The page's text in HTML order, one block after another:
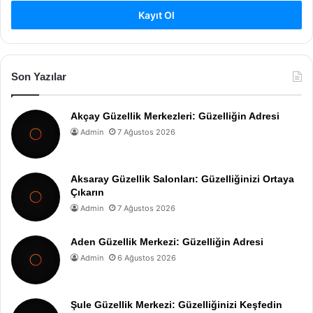
Kayıt Ol
Son Yazılar
Akçay Güzellik Merkezleri: Güzelliğin Adresi
Admin 7 Ağustos 2026
Aksaray Güzellik Salonları: Güzelliğinizi Ortaya
Çıkarın
Admin 7 Ağustos 2026
Aden Güzellik Merkezi: Güzelliğin Adresi
Admin 6 Ağustos 2026
Şule Güzellik Merkezi: Güzelliğinizi Keşfedin